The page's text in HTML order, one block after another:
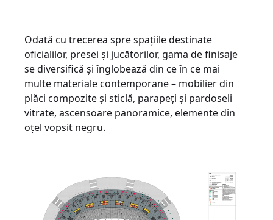
Odată cu trecerea spre spațiile destinate
oficialilor, presei și jucătorilor, gama de finisaje
se diversifică și înglobează din ce în ce mai
multe materiale contemporane – mobilier din
plăci compozite și sticlă, parapeți și pardoseli
vitrate, ascensoare panoramice, elemente din
oțel vopsit negru.